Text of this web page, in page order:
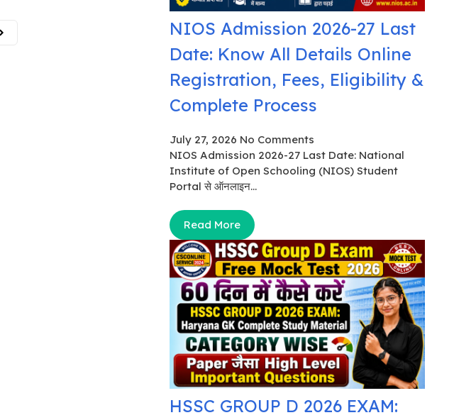
NIOS Admission 2026-27 Last
Date: Know All Details Online
Registration, Fees, Eligibility &
Complete Process
July 27, 2026 No Comments
NIOS Admission 2026-27 Last Date: National
Institute of Open Schooling (NIOS) Student
Portal से ऑनलाइन...
Read More
HSSC GROUP D 2026 EXAM: